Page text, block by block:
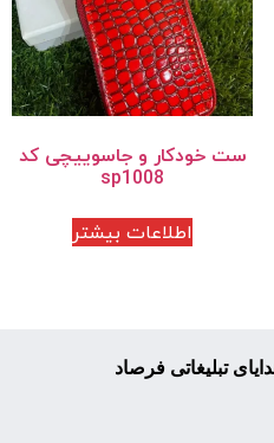
ست خودکار و جاسوییچی کد
sp1008
اطلاعات بیشتر
تبلیغاتی فرصاد